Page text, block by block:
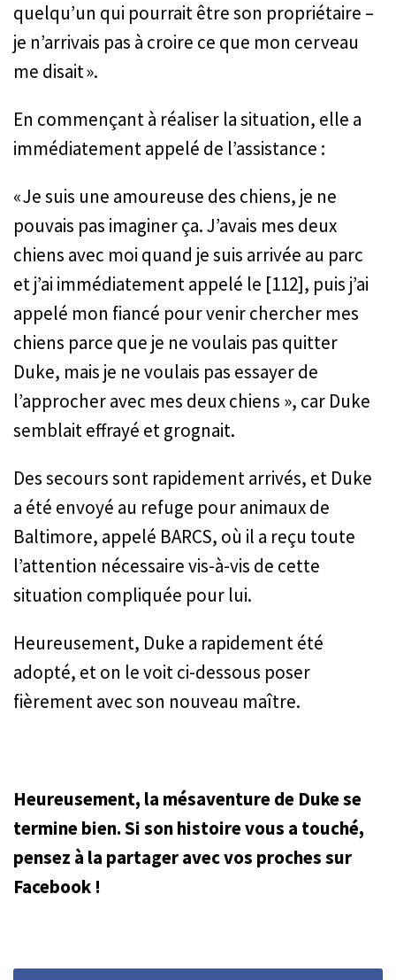
quelqu’un qui pourrait être son propriétaire –
je n’arrivais pas à croire ce que mon cerveau
me disait ».
En commençant à réaliser la situation, elle a
immédiatement appelé de l’assistance :
« Je suis une amoureuse des chiens, je ne
pouvais pas imaginer ça. J’avais mes deux
chiens avec moi quand je suis arrivée au parc
et j’ai immédiatement appelé le [112], puis j’ai
appelé mon fiancé pour venir chercher mes
chiens parce que je ne voulais pas quitter
Duke, mais je ne voulais pas essayer de
l’approcher avec mes deux chiens », car Duke
semblait effrayé et grognait.
Des secours sont rapidement arrivés, et Duke
a été envoyé au refuge pour animaux de
Baltimore, appelé BARCS, où il a reçu toute
l’attention nécessaire vis-à-vis de cette
situation compliquée pour lui.
Heureusement, Duke a rapidement été
adopté, et on le voit ci-dessous poser
fièrement avec son nouveau maître.
Heureusement, la mésaventure de Duke se
termine bien. Si son histoire vous a touché,
pensez à la partager avec vos proches sur
Facebook !